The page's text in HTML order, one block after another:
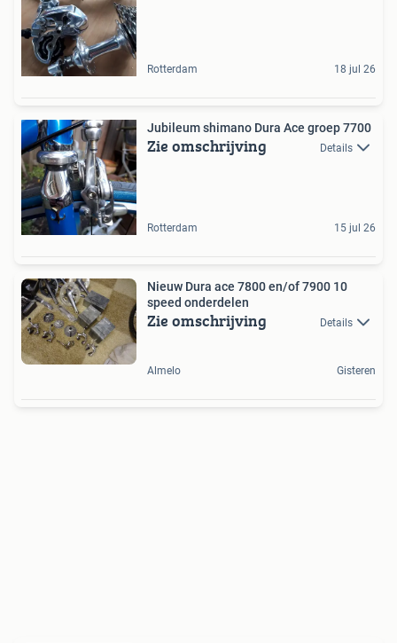
Rotterdam 18 jul 26
Jubileum shimano Dura Ace groep 7700
Zie omschrijving Details
Rotterdam 15 jul 26
Nieuw Dura ace 7800 en/of 7900 10
speed onderdelen
Zie omschrijving Details
Almelo Gisteren